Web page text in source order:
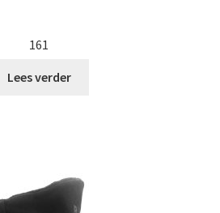
161
Lees verder